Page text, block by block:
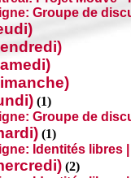
Groupe de
(1)
Groupe de
(1)
Identités libres
(2)